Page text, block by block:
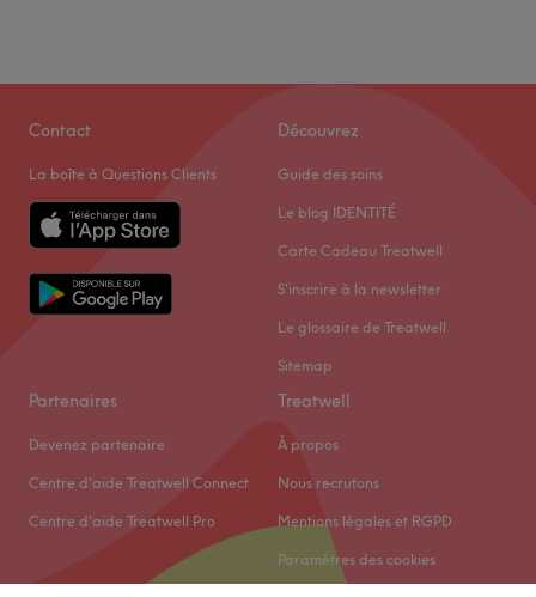
Contact
La boîte à Questions Clients
Découvrez
Guide des soins
Le blog IDENTITÉ
Carte Cadeau Treatwell
S'inscrire à la newsletter
Le glossaire de Treatwell
Sitemap
Partenaires
Devenez partenaire
Centre d'aide Treatwell Connect
Centre d'aide Treatwell Pro
Treatwell
À propos
Nous recrutons
Mentions légales et RGPD
Paramètres des cookies